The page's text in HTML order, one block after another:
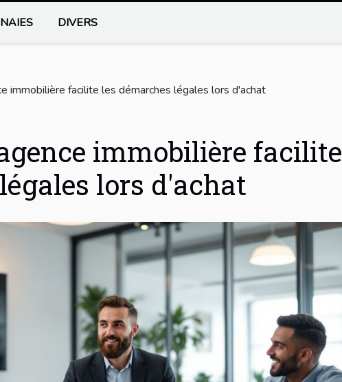
DIVERS
immobilière facilite les démarches légales lors d'achat
immobilière facilite
lors d'achat